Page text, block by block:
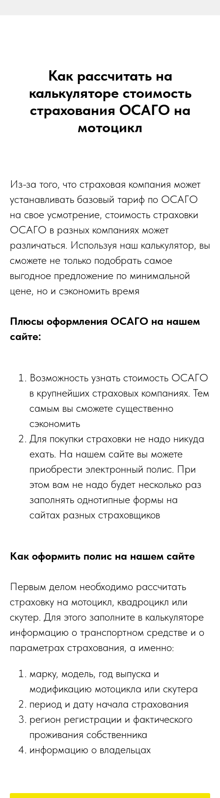
Как рассчитать на
калькуляторе стоимость
страхования ОСАГО на
мотоцикл
Из-за того, что страховая компания может
устанавливать базовый тариф по ОСАГО
на свое усмотрение, стоимость страховки
ОСАГО в разных компаниях может
различаться. Используя наш калькулятор, вы
сможете не только подобрать самое
выгодное предложение по минимальной
цене, но и сэкономить время
Плюсы оформления ОСАГО на нашем
сайте:
Возможность узнать стоимость ОСАГО
в крупнейших страховых компаниях. Тем
самым вы сможете существенно
сэкономить
Для покупки страховки не надо никуда
ехать. На нашем сайте вы можете
приобрести электронный полис. При
этом вам не надо будет несколько раз
заполнять однотипные формы на
сайтах разных страховщиков
Как оформить полис на нашем сайте
Первым делом необходимо рассчитать
страховку на мотоцикл, квадроцикл или
скутер. Для этого заполните в калькуляторе
информацию о транспортном средстве и о
параметрах страхования, а именно:
марку, модель, год выпуска и
модификацию мотоцикла или скутера
период и дату начала страхования
регион регистрации и фактического
проживания собственника
информацию о владельцах